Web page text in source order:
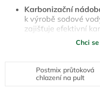
Karbonizační
k výrobě sodové
zajišťuje efektivní
odpadem a
množstvím oxidu
Postmix ventil : Po
smíchána se
zajišťuje přesné
Chci
Postmix průtoková
chlazení na pult